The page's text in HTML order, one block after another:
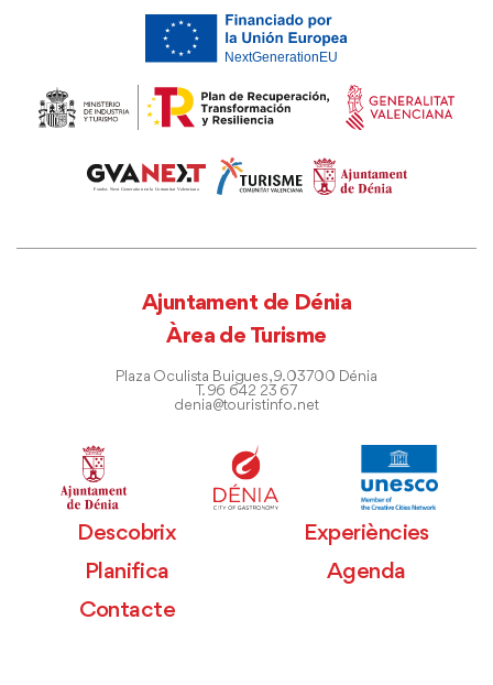
Ajuntament de Dénia
Àrea de Turisme
Plaza Oculista Buigues, 9. 03700 Dénia
T. 96 642 23 67
denia@touristinfo.net
Descobrix
Experiències
Planifica
Agenda
Contacte